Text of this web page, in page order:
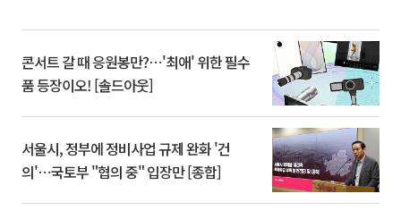
콘서트 갈 때 응원봉만?⋯'최애' 위한 필수
품 등장이오! [솔드아웃]
서울시, 정부에 정비사업 규제 완화 '건
의'⋯국토부 "협의 중" 입장만 [종합]